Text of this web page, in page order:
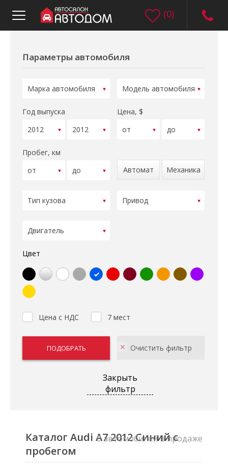
(0)
Параметры автомобиля
Год выпуска Цена, $
Пробег, км
Автомат
Механика
Цвет
Цена с НДС 7 мест
Закрыть
фильтр
Каталог Audi A7 2012 Синий с
пробегом
0 автомобилей в продаже